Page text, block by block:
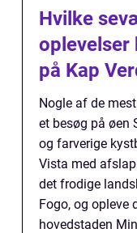
Hvilke
oplevelser
på Kap
Nogle af de
et besøg på øen
og farverige
Vista med
det frodige
Fogo, og opleve
hovedstaden